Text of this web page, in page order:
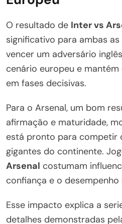
O resultado de Inter vs
significativo para ambas as
vencer um adversário
cenário europeu e
em fases decisivas.
Para o Arsenal, um bom
afirmação e maturidade,
está pronto para competir
gigantes do continente.
Arsenal costumam
confiança e o
Esse impacto explica a
detalhes demonstradas